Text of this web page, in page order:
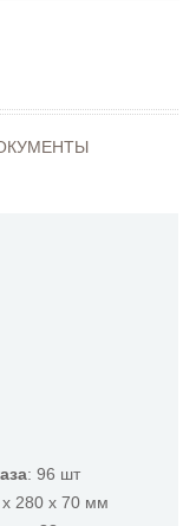
: 96 шт
x 280 x 70 мм